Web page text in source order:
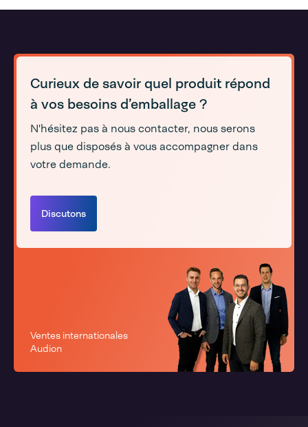
Curieux de savoir quel produit répond
à vos besoins d’emballage ?
N'hésitez pas à nous contacter, nous serons
plus que disposés à vous accompagner dans
votre demande.
Discutons
Ventes internationales
Audion